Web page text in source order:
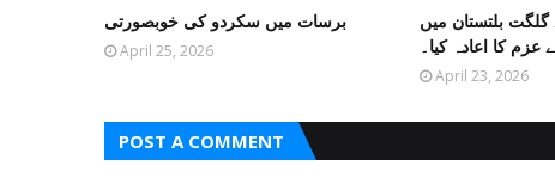
برسات میں سکردو کی خوبصورتی
April 25, 2026
گلگت بلتستان میں
عزم کا اعادہ کیا۔
April 23, 2026
POST A COMMENT